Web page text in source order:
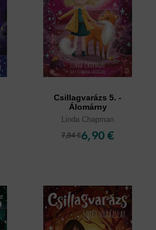
Csillagvarázs 5. -
Álomárny
Linda Chapman
7,94 €6,90 €